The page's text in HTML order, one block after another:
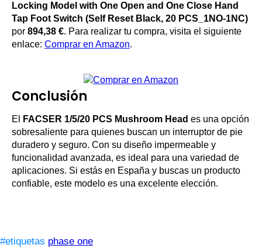
Locking Model with One Open and One Close Hand
Tap Foot Switch (Self Reset Black, 20 PCS_1NO-1NC)
por 894,38 €. Para realizar tu compra, visita el siguiente
enlace: Comprar en Amazon.
Conclusión
El FACSER 1/5/20 PCS Mushroom Head es una opción
sobresaliente para quienes buscan un interruptor de pie
duradero y seguro. Con su diseño impermeable y
funcionalidad avanzada, es ideal para una variedad de
aplicaciones. Si estás en España y buscas un producto
confiable, este modelo es una excelente elección.
#etiquetas phase one